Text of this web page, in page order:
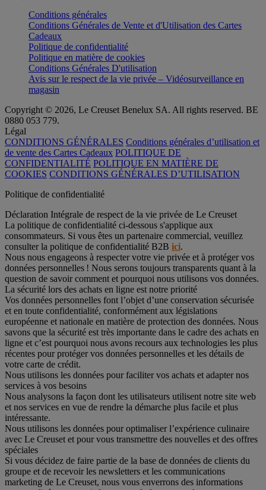
Conditions générales
Conditions Générales de Vente et d'Utilisation des Cartes
Cadeaux
Politique de confidentialité
Politique en matière de cookies
Conditions Générales D'utilisation
Avis sur le respect de la vie privée – Vidéosurveillance en
magasin
Copyright © 2026, Le Creuset Benelux SA. All rights reserved. BE
0880 053 779.
Légal
CONDITIONS GÉNÉRALES Conditions générales d’utilisation et
de vente des Cartes Cadeaux POLITIQUE DE
CONFIDENTIALITÉ POLITIQUE EN MATIÈRE DE
COOKIES CONDITIONS GÉNÉRALES D’UTILISATION
Politique de confidentialité
Déclaration Intégrale de respect de la vie privée de Le Creuset
La politique de confidentialité ci-dessous s'applique aux
consommateurs. Si vous êtes un partenaire commercial, veuillez
consulter la politique de confidentialité B2B ici.
Nous nous engageons à respecter votre vie privée et à protéger vos
données personnelles ! Nous serons toujours transparents quant à la
question de savoir comment et pourquoi nous utilisons vos données.
La sécurité lors des achats en ligne est notre priorité
Vos données personnelles font l’objet d’une conservation sécurisée
et en toute confidentialité, conformément aux législations
européenne et nationale en matière de protection des données. Nous
savons que la sécurité est très importante dans le cadre des achats en
ligne et c’est pourquoi nous avons recours aux technologies les plus
récentes pour protéger vos données personnelles et les détails de
votre carte de crédit.
Nous utilisons les données pour faciliter vos achats et adapter nos
services à vos besoins
Nous analysons la façon dont les utilisateurs utilisent notre site web
et nos services en vue de rendre la démarche plus facile et plus
intéressante.
Nous utilisons les données pour optimaliser l’expérience culinaire
avec Le Creuset et pour vous transmettre des nouvelles et des offres
spéciales
Si vous décidez de faire partie de la base de données de clients du
groupe et de recevoir les newsletters et les communications
marketing de Le Creuset, nous vous enverrons des informations